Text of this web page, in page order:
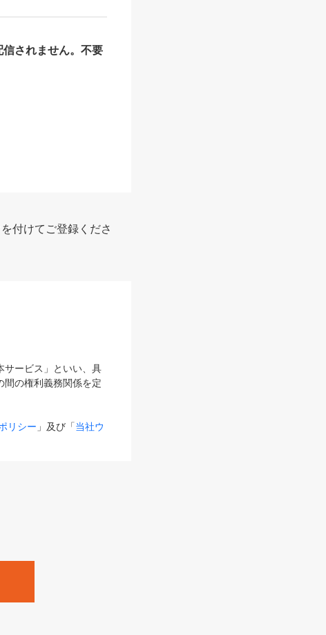
されません。不要
付けてご登録くださ
サービス」といい、具
の権利義務関係を定
リシー 」及び「当社ウ
更後のサービスを含
。
Zine」「HRzine」